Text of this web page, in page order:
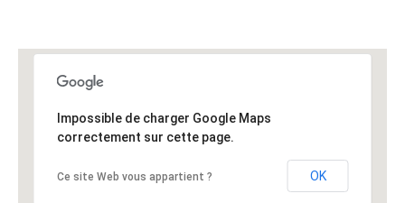
Impossible de charger Google Maps
correctement sur cette page.
Ce site Web vous appartient ? OK